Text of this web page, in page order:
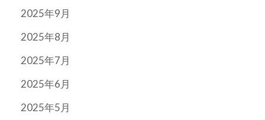
2025年9月
2025年8月
2025年7月
2025年6月
2025年5月